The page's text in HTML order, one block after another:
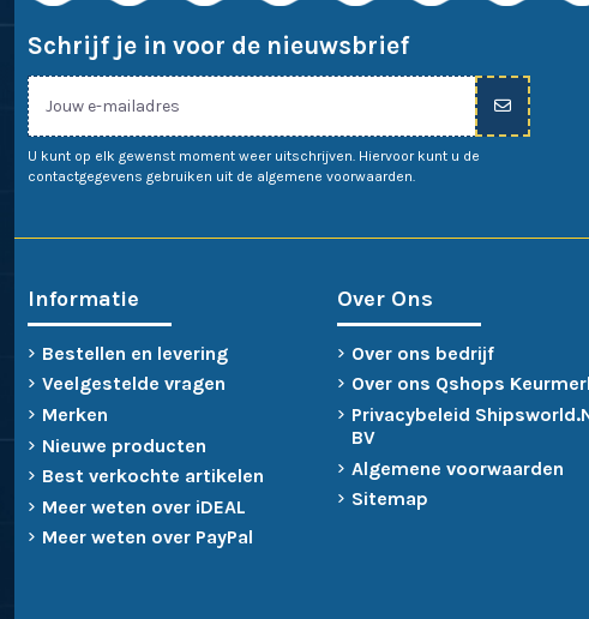
Schrijf je in voor de nieuwsbrief
U kunt op elk gewenst moment weer uitschrijven. Hiervoor kunt u de
contactgegevens gebruiken uit de algemene voorwaarden.
Informatie
Bestellen en levering
Veelgestelde vragen
Merken
Nieuwe producten
Best verkochte artikelen
Meer weten over iDEAL
Meer weten over PayPal
Over Ons
Over ons bedrijf
Over ons Qshops
Privacybeleid
BV
Algemene voorwaarden
Sitemap